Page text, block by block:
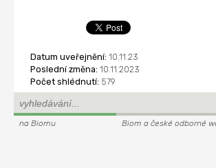
Datum uveřejnění: 10.11.23
Poslední změna: 10.11.2023
Počet shlédnutí: 579
na Biomu Biom a české odborné